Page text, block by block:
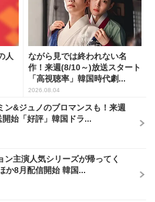
人
ながら見では終われない名
作！来週(8/10～)放送スタート
「高視聴率」韓国時代劇...
2026.08.04
ン&ジュノのブロマンスも！来週
始「好評」韓国ドラ...
ン主演人気シリーズが帰ってく
か8月配信開始 韓国...